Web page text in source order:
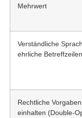
Mehrwert
Verständliche
ehrliche Betreffzeilen
Rechtliche Vorgaben
einhalten (Double-